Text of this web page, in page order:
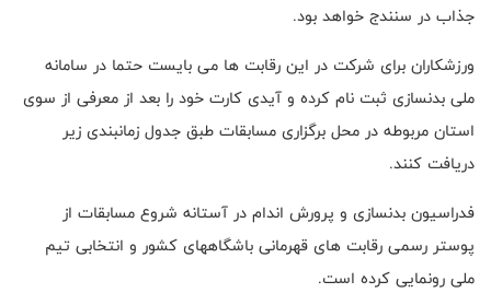
جذاب در سنندج خواهد بود.
ورزشکاران برای شرکت در این رقابت ها می بایست حتما در سامانه
ملی بدنسازی ثبت نام کرده و آیدی کارت خود را بعد از معرفی از سوی
استان مربوطه در محل برگزاری مسابقات طبق جدول زمانبندی زیر
دریافت کنند.
فدراسیون بدنسازی و پرورش اندام در آستانه شروع مسابقات از
پوستر رسمی رقابت های قهرمانی باشگاههای کشور و انتخابی تیم
ملی رونمایی کرده است.